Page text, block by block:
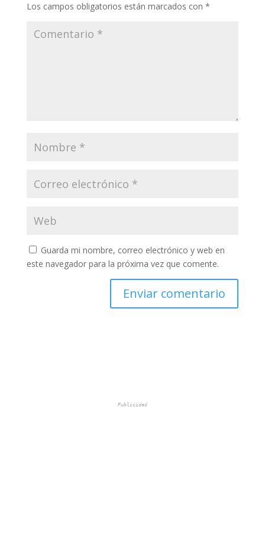
Los campos obligatorios están marcados con *
Guarda mi nombre, correo electrónico y web en
este navegador para la próxima vez que comente.
Publicidad